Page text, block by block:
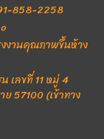
858-2258
งานคุณภาพขึ้นห้าง
เลขที่ 11 หมู่ 4
57100 (เข้าทาง